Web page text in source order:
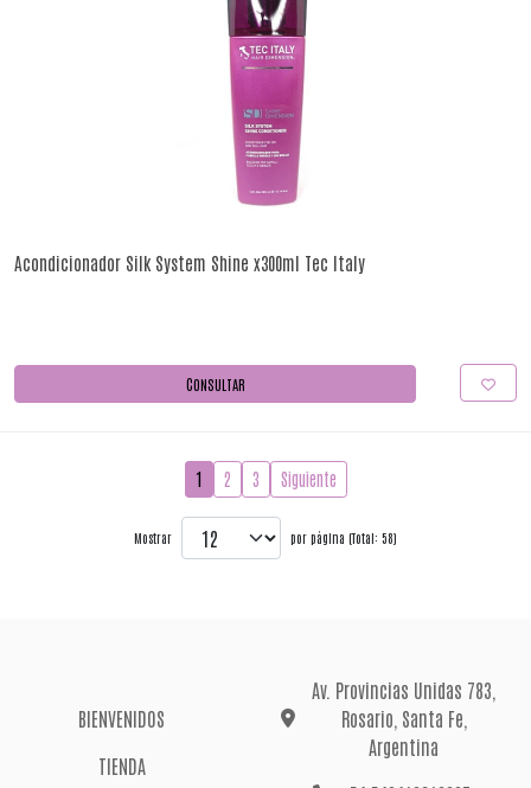
Acondicionador Silk System Shine x300ml Tec Italy
CONSULTAR
1 2 3 Siguiente
Mostrar por página (Total: 58)
BIENVENIDOS
TIENDA
Av. Provincias Unidas 783,
Rosario, Santa Fe,
Argentina